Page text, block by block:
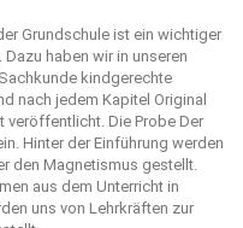
Grundschule ist ein wichtiger
haben wir in unseren
kindgerechte
nach jedem Kapitel Original
veröffentlicht. Die Probe Der
Hinter der Einführung werden
den Magnetismus gestellt.
aus dem Unterricht in
uns von Lehrkräften zur